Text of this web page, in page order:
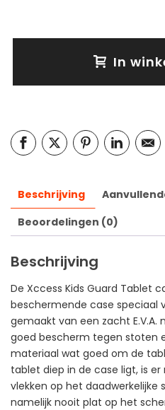
In
Beschrijving
Beoordelingen (0)
Beschrijving
De Xccess Kids Guard Tablet
beschermende case speciaal
gemaakt van een zacht E.V.A.
goed bescherm tegen stoten
materiaal wat goed om de
tablet diep in de case ligt, is
vlekken op het daadwerkelijke
namelijk nooit plat op het